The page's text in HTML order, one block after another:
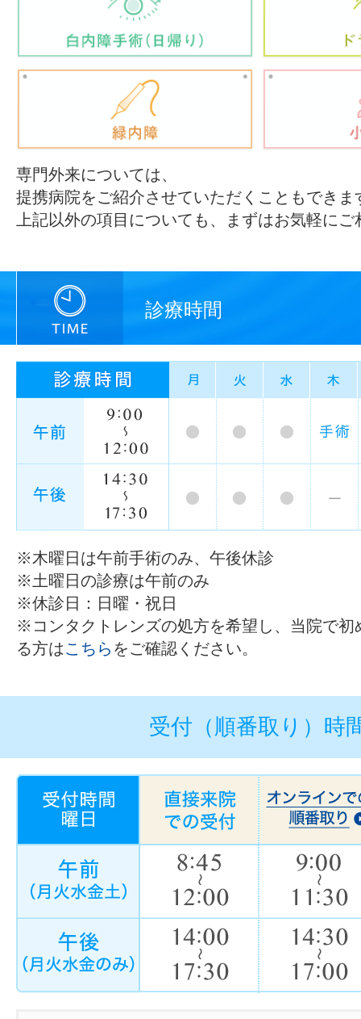
専門外来については、
提携病院をご紹介させていただくこともできま
上記以外の項目についても、まずはお気軽に
診療時間
※木曜日は午前手術のみ、午後休診
※土曜日の診療は午前のみ
※休診日：日曜・祝日
※コンタクトレンズの処方を希望し、当院で初
る方はこちら をご確認ください。
受付（順番取り）時